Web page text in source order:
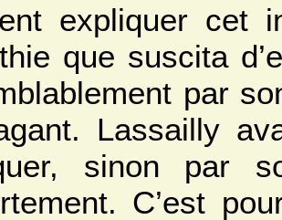
expliquer cet
que suscita
par
Lassailly
sinon par
C’est